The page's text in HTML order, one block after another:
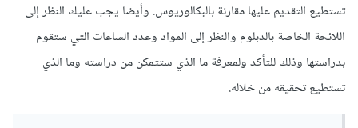
تستطيع التقديم عليها مقارنة بالبكالوريوس. وأيضا يجب عليك النظر إلى
اللائحة الخاصة بالدبلوم والنظر إلى المواد وعدد الساعات التي ستقوم
بدراستها وذلك للتأكد ولمعرفة ما الذي ستتمكن من دراسته وما الذي
تستطيع تحقيقه من خلاله.